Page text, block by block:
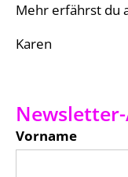
Mehr erfährst du
Karen
Vorname